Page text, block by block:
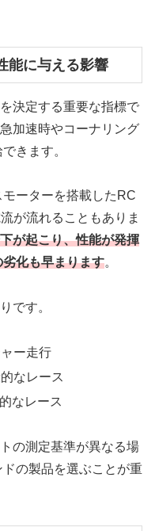
能に与える影響
決定する重要な指標で
加速時やコーナリング
きます。
ーターを搭載したRC
が流れることもありま
が起こり、性能が発揮
化も早まります。
です。
ー走行
なレース
なレース
の測定基準が異なる場
の製品を選ぶことが重